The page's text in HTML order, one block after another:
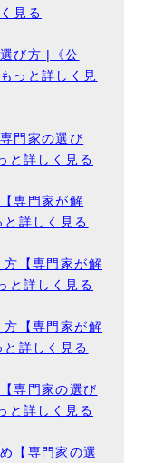
見る
び方 |《公
っと詳しく見
門家の選び
と詳しく見る
専門家が解
詳しく見る
【専門家が解
と詳しく見る
【専門家が解
詳しく見る
専門家の選び
と詳しく見る
【専門家の選